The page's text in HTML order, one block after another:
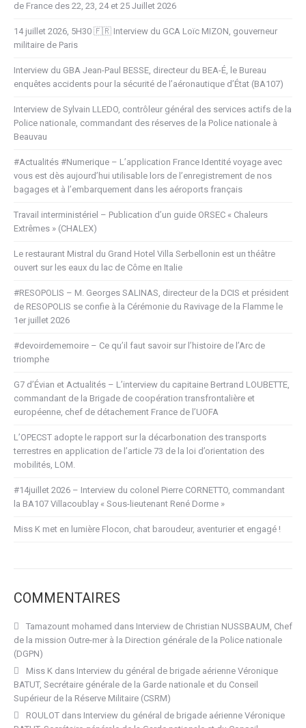
de France des 22, 23, 24 et 25 Juillet 2026
14 juillet 2026, 5H30 🇫🇷 Interview du GCA Loïc MIZON, gouverneur
militaire de Paris
Interview du GBA Jean-Paul BESSE, directeur du BEA-É, le Bureau
enquêtes accidents pour la sécurité de l’aéronautique d’État (BA107)
Interview de Sylvain LLEDO, contrôleur général des services actifs de la
Police nationale, commandant des réserves de la Police nationale à
Beauvau
#Actualités #Numerique – L’application France Identité voyage avec
vous est dès aujourd’hui utilisable lors de l’enregistrement de nos
bagages et à l’embarquement dans les aéroports français
Travail interministériel – Publication d’un guide ORSEC « Chaleurs
Extrêmes » (CHALEX)
Le restaurant Mistral du Grand Hotel Villa Serbellonin est un théâtre
ouvert sur les eaux du lac de Côme en Italie
#RESOPOLIS – M. Georges SALINAS, directeur de la DCIS et président
de RESOPOLIS se confie à la Cérémonie du Ravivage de la Flamme le
1er juillet 2026
#devoirdememoire – Ce qu’il faut savoir sur l’histoire de l’Arc de
triomphe
G7 d’Évian et Actualités – L’interview du capitaine Bertrand LOUBETTE,
commandant de la Brigade de coopération transfrontalière et
européenne, chef de détachement France de l’UOFA
L’OPECST adopte le rapport sur la décarbonation des transports
terrestres en application de l’article 73 de la loi d’orientation des
mobilités, LOM.
#14juillet 2026 – Interview du colonel Pierre CORNETTO, commandant
la BA107 Villacoublay « Sous-lieutenant René Dorme »
Miss K met en lumière Flocon, chat baroudeur, aventurier et engagé !
COMMENTAIRES
Tamazount mohamed dans Interview de Christian NUSSBAUM, Chef
de la mission Outre-mer à la Direction générale de la Police nationale
(DGPN)
Miss K dans Interview du général de brigade aérienne Véronique
BATUT, Secrétaire générale de la Garde nationale et du Conseil
Supérieur de la Réserve Militaire (CSRM)
ROULOT dans Interview du général de brigade aérienne Véronique